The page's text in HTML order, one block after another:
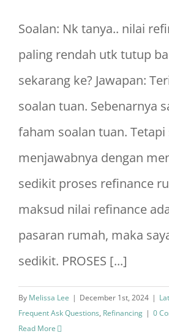
Soalan: Nk tanya.. nilai
paling rendah utk tutup
sekarang ke? Jawapan:
soalan tuan. Sebenarnya
faham soalan tuan. Tetapi
menjawabnya dengan
sedikit proses refinance
maksud nilai refinance
pasaran rumah, maka
sedikit. PROSES [...]
By Melissa Lee | December 1st, 2024 |
Frequent Ask Questions, Refinancing | 0
Read More